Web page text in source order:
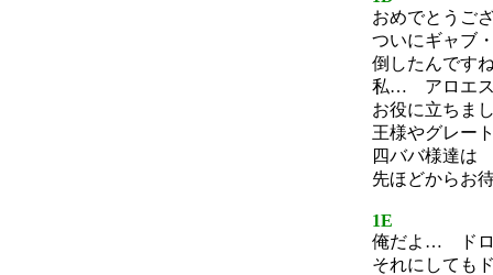
おめでとうご
ついにギャブ
倒したんです
私… アロエス
お役に立ちま
王様やグレー
四ババ様達は
先ほどからお
1E
俺だよ… ド
それにしても